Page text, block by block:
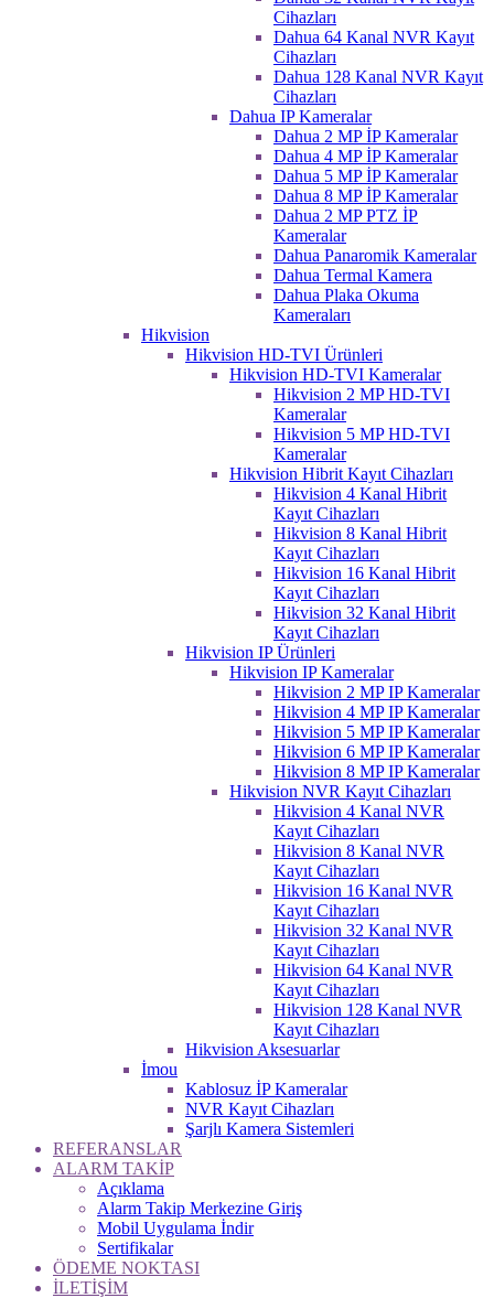
Cihazları
Dahua 64 Kanal NVR Kayıt
Cihazları
Dahua 128 Kanal NVR Kayıt
Cihazları
Dahua IP Kameralar
Dahua 2 MP İP Kameralar
Dahua 4 MP İP Kameralar
Dahua 5 MP İP Kameralar
Dahua 8 MP İP Kameralar
Dahua 2 MP PTZ İP
Kameralar
Dahua Panaromik Kameralar
Dahua Termal Kamera
Dahua Plaka Okuma
Kameraları
Hikvision
Hikvision HD-TVI Ürünleri
Hikvision HD-TVI Kameralar
Hikvision 2 MP HD-TVI
Kameralar
Hikvision 5 MP HD-TVI
Kameralar
Hikvision Hibrit Kayıt Cihazları
Hikvision 4 Kanal Hibrit
Kayıt Cihazları
Hikvision 8 Kanal Hibrit
Kayıt Cihazları
Hikvision 16 Kanal Hibrit
Kayıt Cihazları
Hikvision 32 Kanal Hibrit
Kayıt Cihazları
Hikvision IP Ürünleri
Hikvision IP Kameralar
Hikvision 2 MP IP Kameralar
Hikvision 4 MP IP Kameralar
Hikvision 5 MP IP Kameralar
Hikvision 6 MP IP Kameralar
Hikvision 8 MP IP Kameralar
Hikvision NVR Kayıt Cihazları
Hikvision 4 Kanal NVR
Kayıt Cihazları
Hikvision 8 Kanal NVR
Kayıt Cihazları
Hikvision 16 Kanal NVR
Kayıt Cihazları
Hikvision 32 Kanal NVR
Kayıt Cihazları
Hikvision 64 Kanal NVR
Kayıt Cihazları
Hikvision 128 Kanal NVR
Kayıt Cihazları
Hikvision Aksesuarlar
İmou
Kablosuz İP Kameralar
NVR Kayıt Cihazları
Şarjlı Kamera Sistemleri
REFERANSLAR
ALARM TAKİP
Açıklama
Alarm Takip Merkezine Giriş
Mobil Uygulama İndir
Sertifikalar
ÖDEME NOKTASI
İLETİŞİM